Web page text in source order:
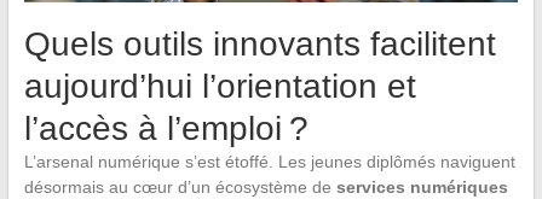
Quels outils innovants facilitent
aujourd’hui l’orientation et
l’accès à l’emploi ?
L’arsenal numérique s’est étoffé. Les jeunes diplômés naviguent
désormais au cœur d’un écosystème de services numériques